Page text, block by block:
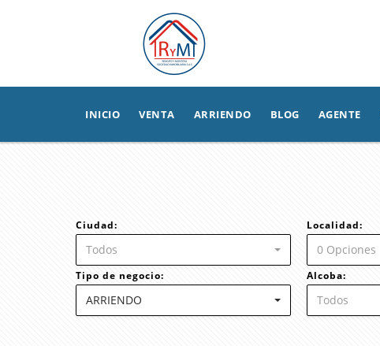
INICIO VENTA ARRIENDO BLOG AGENTE
Ciudad:
Todos
Localidad:
0 Opciones
Tipo de negocio:
ARRIENDO
Alcoba:
Todos